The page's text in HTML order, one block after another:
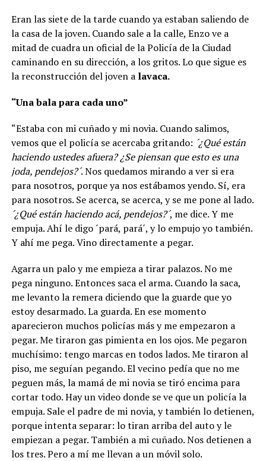
Eran las siete de la tarde cuando ya estaban saliendo de
la casa de la joven. Cuando sale a la calle, Enzo ve a
mitad de cuadra un oficial de la Policía de la Ciudad
caminando en su dirección, a los gritos. Lo que sigue es
la reconstrucción del joven a lavaca.
“Una bala para cada uno”
“Estaba con mi cuñado y mi novia. Cuando salimos,
vemos que el policía se acercaba gritando: ´¿Qué están
haciendo ustedes afuera? ¿Se piensan que esto es una
joda, pendejos?´. Nos quedamos mirando a ver si era
para nosotros, porque ya nos estábamos yendo. Sí, era
para nosotros. Se acerca, se acerca, y se me pone al lado.
´¿Qué están haciendo acá, pendejos?´, me dice. Y me
empuja. Ahí le digo ´pará, pará´, y lo empujo yo también.
Y ahí me pega. Vino directamente a pegar.
Agarra un palo y me empieza a tirar palazos. No me
pega ninguno. Entonces saca el arma. Cuando la saca,
me levanto la remera diciendo que la guarde que yo
estoy desarmado. La guarda. En ese momento
aparecieron muchos policías más y me empezaron a
pegar. Me tiraron gas pimienta en los ojos. Me pegaron
muchísimo: tengo marcas en todos lados. Me tiraron al
piso, me seguían pegando. El vecino pedía que no me
peguen más, la mamá de mi novia se tiró encima para
cortar todo. Hay un video donde se ve que un policía la
empuja. Sale el padre de mi novia, y también lo detienen,
porque intenta separar: lo tiran arriba del auto y le
empiezan a pegar. También a mi cuñado. Nos detienen a
los tres. Pero a mí me llevan a un móvil solo.